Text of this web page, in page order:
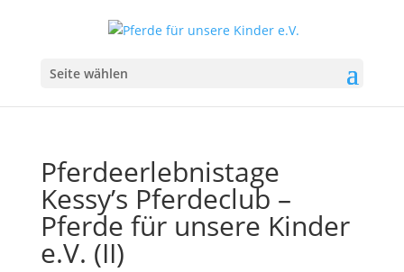
Seite wählen
Pferdeerlebnistage
Kessy’s Pferdeclub –
Pferde für unsere Kinder
e.V. (II)